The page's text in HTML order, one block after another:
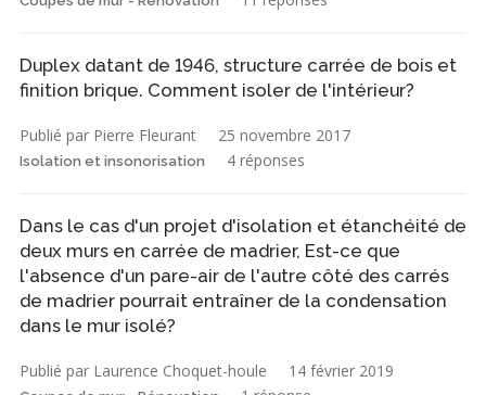
Duplex datant de 1946, structure carrée de bois et
finition brique. Comment isoler de l'intérieur?
Publié par Pierre Fleurant 25 novembre 2017
Isolation et insonorisation 4 réponses
Dans le cas d'un projet d'isolation et étanchéité de
deux murs en carrée de madrier, Est-ce que
l'absence d'un pare-air de l'autre côté des carrés
de madrier pourrait entraîner de la condensation
dans le mur isolé?
Publié par Laurence Choquet-houle 14 février 2019